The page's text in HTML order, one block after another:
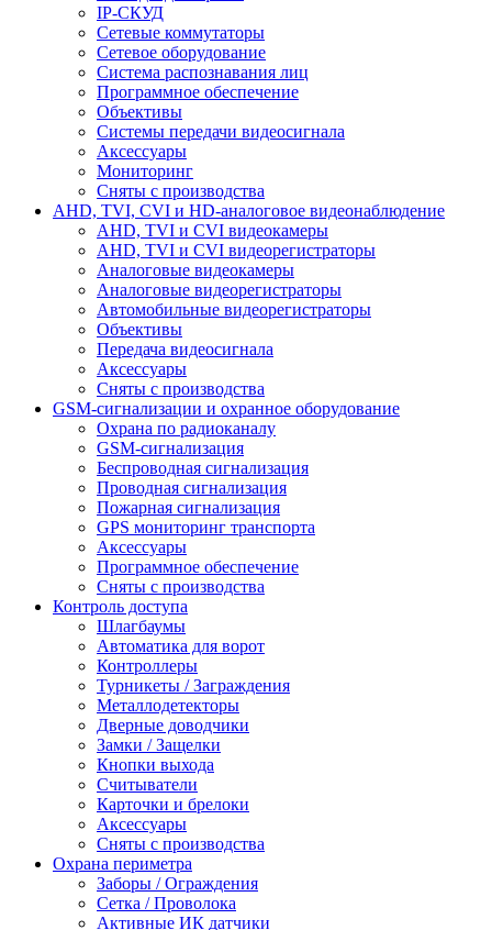
IP-СКУД
Сетевые коммутаторы
Сетевое оборудование
Система распознавания лиц
Программное обеспечение
Объективы
Системы передачи видеосигнала
Аксессуары
Мониторинг
Сняты с производства
AHD, TVI, CVI и HD-аналоговое видеонаблюдение
AHD, TVI и CVI видеокамеры
AHD, TVI и CVI видеорегистраторы
Аналоговые видеокамеры
Аналоговые видеорегистраторы
Автомобильные видеорегистраторы
Объективы
Передача видеосигнала
Аксессуары
Сняты с производства
GSM-сигнализации и охранное оборудование
Охрана по радиоканалу
GSM-сигнализация
Беспроводная сигнализация
Проводная сигнализация
Пожарная сигнализация
GPS мониторинг транспорта
Аксессуары
Программное обеспечение
Сняты с производства
Контроль доступа
Шлагбаумы
Автоматика для ворот
Контроллеры
Турникеты / Заграждения
Металлодетекторы
Дверные доводчики
Замки / Защелки
Кнопки выхода
Считыватели
Карточки и брелоки
Аксессуары
Сняты с производства
Охрана периметра
Заборы / Ограждения
Сетка / Проволока
Активные ИК датчики